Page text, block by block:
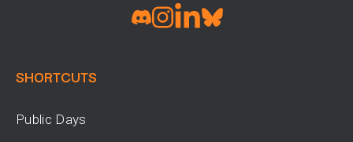
SHORTCUTS
Public Days